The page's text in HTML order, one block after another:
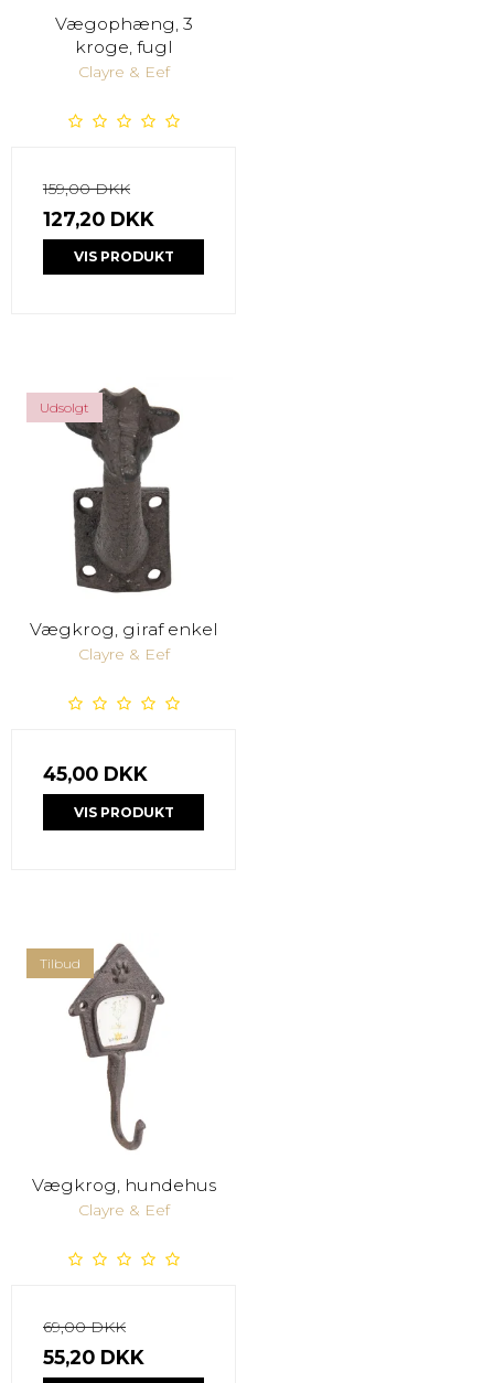
Vægophæng, 3
kroge, fugl
Clayre & Eef
159,00 DKK
127,20 DKK
VIS PRODUKT
Udsolgt
Vægkrog, giraf enkel
Clayre & Eef
45,00 DKK
VIS PRODUKT
Tilbud
Vægkrog, hundehus
Clayre & Eef
69,00 DKK
55,20 DKK